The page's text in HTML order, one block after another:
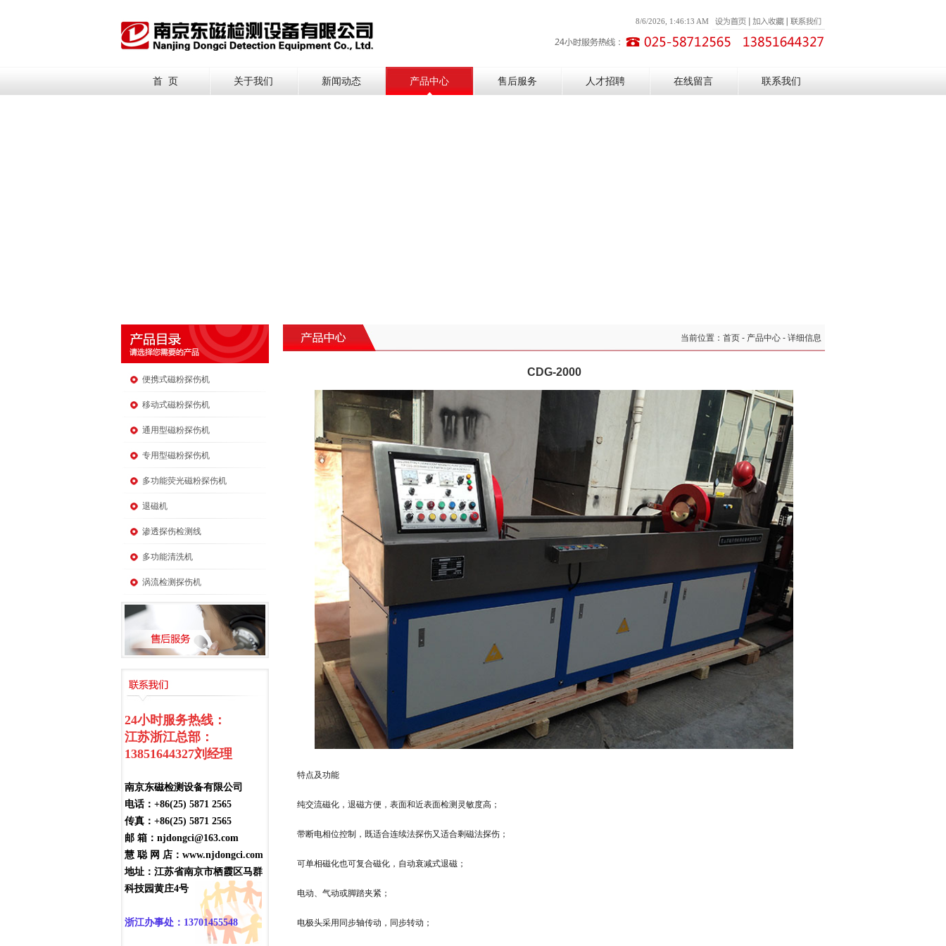
8/6/2026, 1:46:13 AM
首 页 关于我们 新闻动态 产品中心 售后服务 人才招聘 在线留言 联系我们
便携式磁粉探伤机
移动式磁粉探伤机
通用型磁粉探伤机
专用型磁粉探伤机
多功能荧光磁粉探伤机
退磁机
渗透探伤检测线
多功能清洗机
涡流检测探伤机
24小时服务热线：
江苏浙江总部：
13851644327刘经理
南京东磁检测设备有限公司
电话：+86(25) 5871 2565
传真：+86(25) 5871 2565
邮 箱：njdongci@163.com
慧 聪 网 店：www.njdongci.com
地址：江苏省南京市栖霞区马群
科技园黄庄4号
浙江办事处：13701455548
当前位置：首页 - 产品中心 - 详细信息
CDG-2000
特点及功能
纯交流磁化，退磁方便，表面和近表面检测灵敏度高；
带断电相位控制，既适合连续法探伤又适合剩磁法探伤；
可单相磁化也可复合磁化，自动衰减式退磁；
电动、气动或脚踏夹紧；
电极头采用同步轴传动，同步转动；